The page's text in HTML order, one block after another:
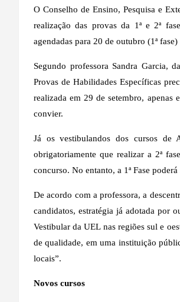
O Conselho de Ensino, Pesquisa e
realização das provas da 1ª e 2ª
agendadas para 20 de outubro (1ª
Segundo professora Sandra Garcia,
Provas de Habilidades Específicas
realizada em 29 de setembro, apenas
convier.
Já os vestibulandos dos cursos de
obrigatoriamente que realizar a 2ª
concurso. No entanto, a 1ª Fase
De acordo com a professora, a
candidatos, estratégia já adotada por
Vestibular da UEL nas regiões sul e
de qualidade, em uma instituição
locais”.
Novos cursos